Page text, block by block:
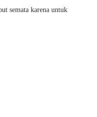
semata karena untuk